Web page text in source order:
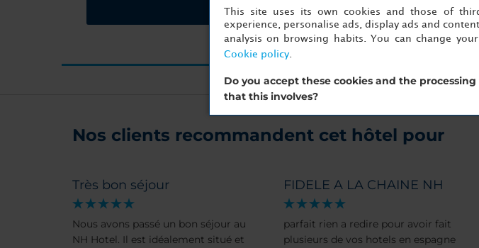
Demandez un devis
Nos clients recommandent cet hôtel pour
Très bon séjour
Nous avons passé un bon séjour au
NH Hotel. Il est idéalement situé et
FIDELE A LA CHAINE NH
parfait rien a redire pour avoir fait
plusieurs de vos hotels en espagne
This site uses its own cookies and those of
experience, personalise ads, display ads and
analysis on browsing habits. You can change your
Cookie policy.
Do you accept these cookies and the
that this involves?